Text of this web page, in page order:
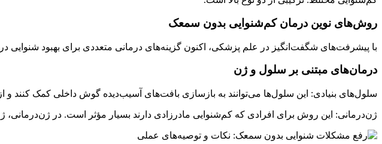
روش‌های نوین درمان کم‌شنوایی بدون سمعک
با پیشرفت‌های شگفت‌انگیز در علم پزشکی، اکنون گزینه‌های درمانی متعددی برای بهبود
درمان‌های مبتنی بر سلول و ژن
سلول‌های بنیادی: این سلول‌ها می‌توانند به بازسازی بافت‌های آسیب‌دیده گوش داخلی کمک
ژن‌درمانی: این روش برای افرادی که کم‌شنوایی مادرزادی دارند بسیار مؤثر است. در